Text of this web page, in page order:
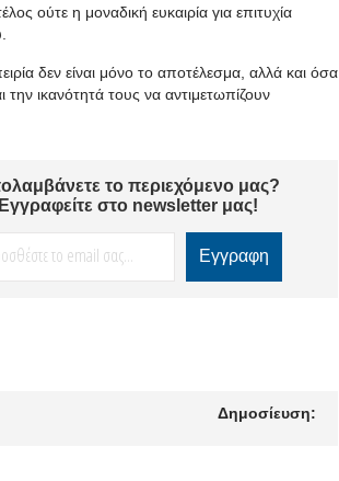
ούτε η μοναδική ευκαιρία για επιτυχία
δεν είναι μόνο το αποτέλεσμα, αλλά και όσα
ικανότητά τους να αντιμετωπίζουν
το περιεχόμενο μας?
Εγγραφείτε στο newsletter μας!
Δημοσίευση: